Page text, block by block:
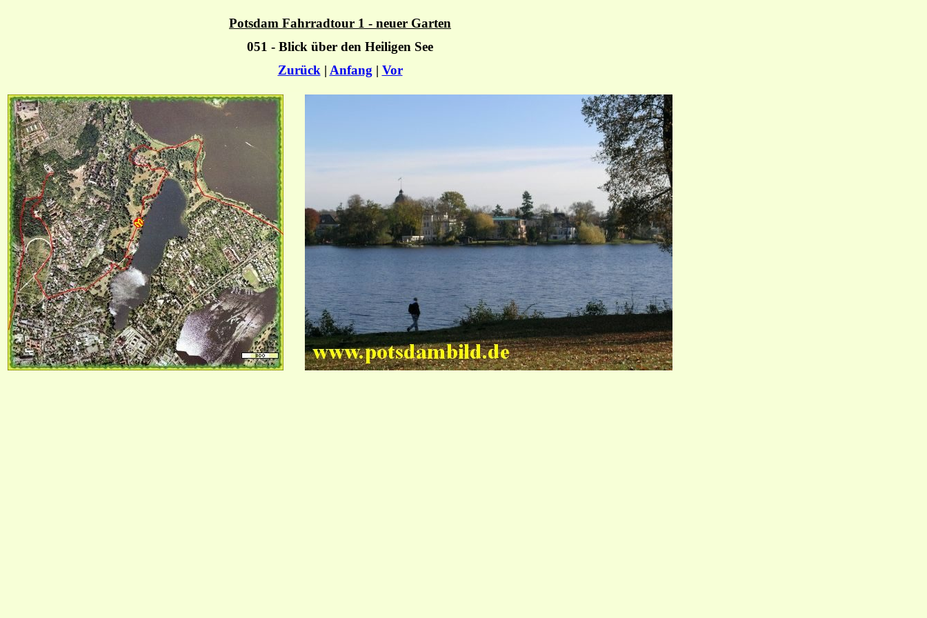
Potsdam Fahrradtour 1 - neuer Garten
051 - Blick über den Heiligen See
Zurück | Anfang | Vor